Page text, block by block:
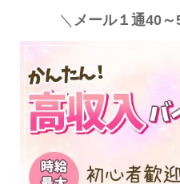
＼ メール１通40